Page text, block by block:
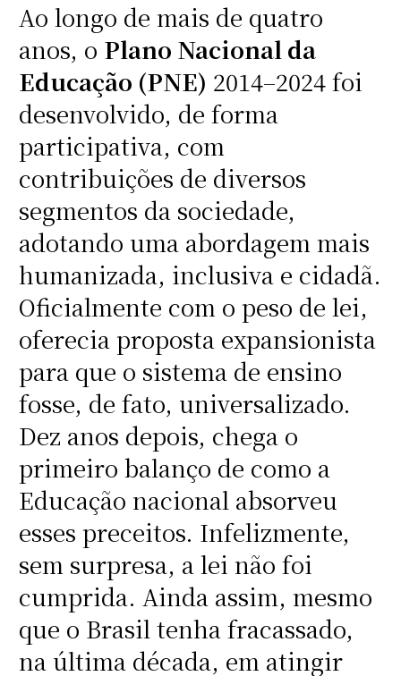
Ao longo de mais de quatro
anos, o Plano Nacional da
Educação (PNE) 2014–2024 foi
desenvolvido, de forma
participativa, com
contribuições de diversos
segmentos da sociedade,
adotando uma abordagem mais
humanizada, inclusiva e cidadã.
Oficialmente com o peso de lei,
oferecia proposta expansionista
para que o sistema de ensino
fosse, de fato, universalizado.
Dez anos depois, chega o
primeiro balanço de como a
Educação nacional absorveu
esses preceitos. Infelizmente,
sem surpresa, a lei não foi
cumprida. Ainda assim, mesmo
que o Brasil tenha fracassado,
na última década, em atingir